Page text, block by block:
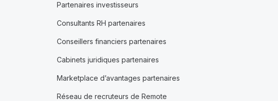
Partenaires investisseurs
Consultants RH partenaires
Conseillers financiers partenaires
Cabinets juridiques partenaires
Marketplace d’avantages partenaires
Réseau de recruteurs de Remote